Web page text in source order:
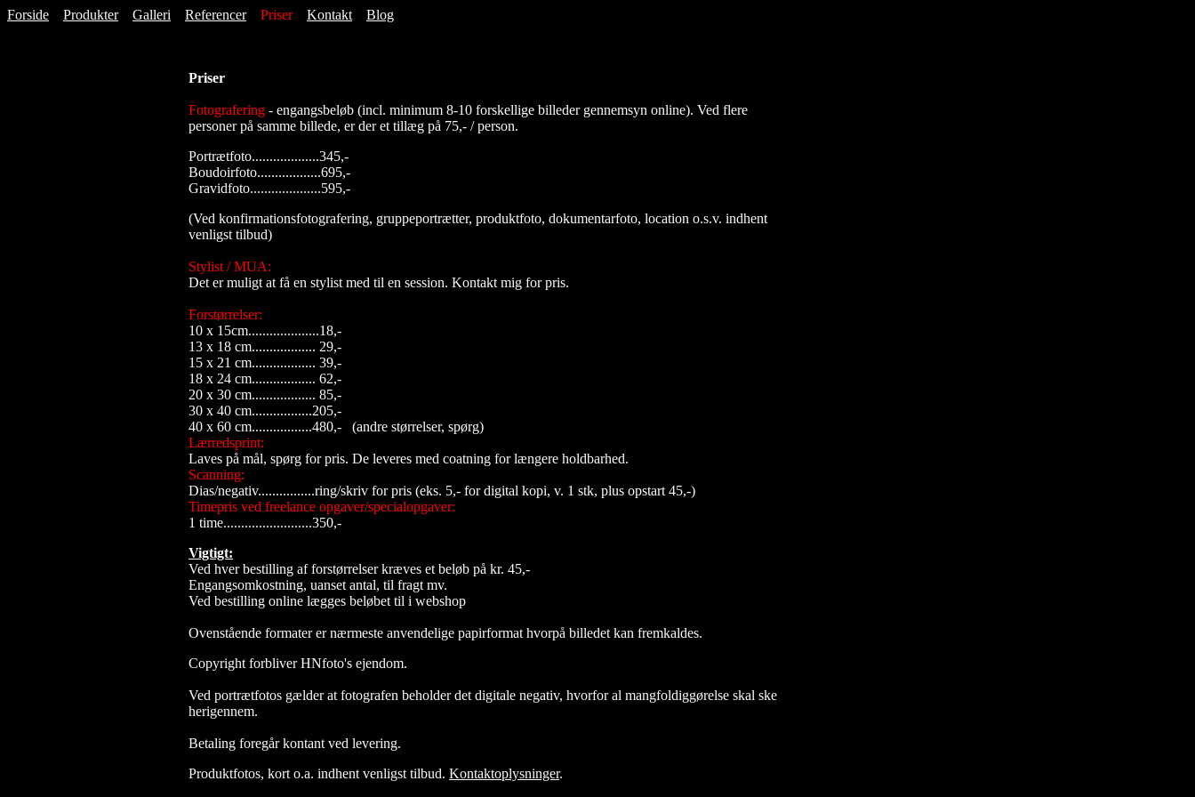
Forside Produkter Galleri Referencer Priser Kontakt Blog
Priser
Fotografering - engangsbeløb (incl. minimum 8-10 forskellige billeder gennemsyn online). Ved flere
personer på samme billede, er der et tillæg på 75,- / person.
Portrætfoto...................345,-
Boudoirfoto..................695,-
Gravidfoto....................595,-
(Ved konfirmationsfotografering, gruppeportrætter, produktfoto, dokumentarfoto, location o.s.v. indhent
venligst tilbud)
Stylist / MUA:
Det er muligt at få en stylist med til en session. Kontakt mig for pris.
Forstørrelser:
10 x 15cm....................18,-
13 x 18 cm.................. 29,-
15 x 21 cm.................. 39,-
18 x 24 cm.................. 62,-
20 x 30 cm.................. 85,-
30 x 40 cm.................205,-
40 x 60 cm.................480,- (andre størrelser, spørg)
Lærredsprint:
Laves på mål, spørg for pris. De leveres med coatning for længere holdbarhed.
Scanning:
Dias/negativ................ring/skriv for pris (eks. 5,- for digital kopi, v. 1 stk, plus opstart 45,-)
Timepris ved freelance opgaver/specialopgaver:
1 time.........................350,-
Vigtigt:
Ved hver bestilling af forstørrelser kræves et beløb på kr. 45,-
Engangsomkostning, uanset antal, til fragt mv.
Ved bestilling online lægges beløbet til i webshop
Ovenstående formater er nærmeste anvendelige papirformat hvorpå billedet kan fremkaldes.
Copyright forbliver HNfoto's ejendom.
Ved portrætfotos gælder at fotografen beholder det digitale negativ, hvorfor al mangfoldiggørelse skal ske
herigennem.
Betaling foregår kontant ved levering.
Produktfotos, kort o.a. indhent venligst tilbud. Kontaktoplysninger.